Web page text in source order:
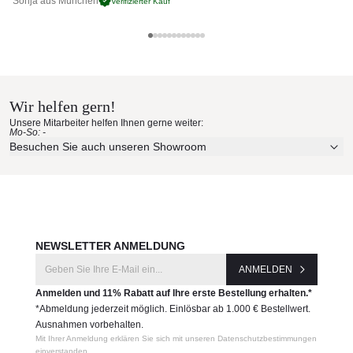
zögern Sie nicht uns zu kontaktieren. Wir können Ihnen die
Hersteller:
Talenti
Erleben Sie unsere Stoffe und Materialien ganz in Ruhe in
Ihren eigenen vier Wänden.
Aktuelle Originalstoffe des Herstellers
Wir helfen gern!
Unsere Mitarbeiter helfen Ihnen gerne weiter:
Mo-So: -
Besuchen Sie auch unseren Showroom
NEWSLETTER ANMELDUNG
ANMELDEN
Anmelden und 11% Rabatt auf Ihre erste Bestellung erhalten.*
*Abmeldung jederzeit möglich. Einlösbar ab 1.000 € Bestellwert.
Ausnahmen vorbehalten.
Mit Ihrer Anmeldung erklären Sie sich mit unseren Datenschutzbestimmungen
einverstanden.